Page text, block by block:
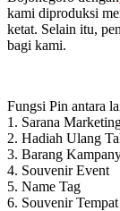
kami diproduksi
ketat. Selain itu,
bagi kami.
Fungsi Pin antara
1. Sarana
2. Hadiah Ulang
3. Barang
4. Souvenir Event
5. Name Tag
6. Souvenir